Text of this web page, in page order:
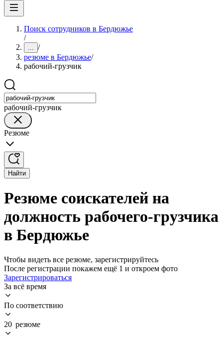
Поиск сотрудников в Бердюжье
/
... /
резюме в Бердюжье/
рабочий-грузчик
рабочий-грузчик
Резюме
Найти
Резюме соискателей на
должность рабочего-грузчика
в Бердюжье
Чтобы видеть все резюме, зарегистрируйтесь
После регистрации покажем ещё 1 и откроем фото
Зарегистрироваться
За всё время
По соответствию
20 резюме